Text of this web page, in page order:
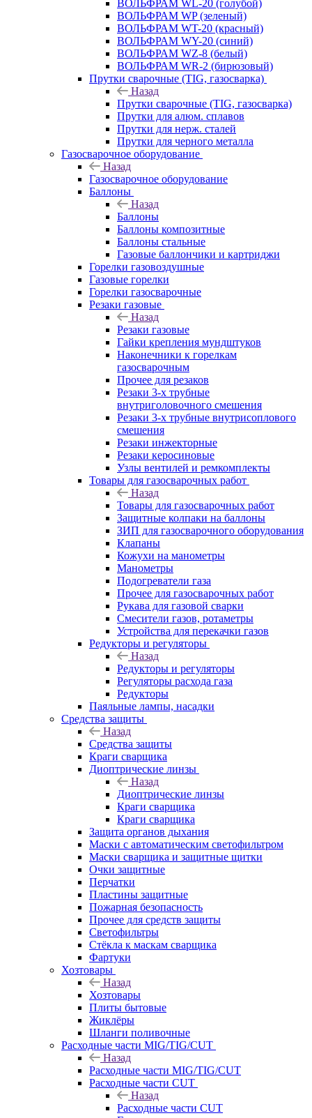
ВОЛЬФРАМ WL-20 (голубой)
ВОЛЬФРАМ WP (зеленый)
ВОЛЬФРАМ WT-20 (красный)
ВОЛЬФРАМ WY-20 (синий)
ВОЛЬФРАМ WZ-8 (белый)
ВОЛЬФРАМ WR-2 (бирюзовый)
Прутки сварочные (TIG, газосварка)
Назад
Прутки сварочные (TIG, газосварка)
Прутки для алюм. сплавов
Прутки для нерж. сталей
Прутки для черного металла
Газосварочное оборудование
Назад
Газосварочное оборудование
Баллоны
Назад
Баллоны
Баллоны композитные
Баллоны стальные
Газовые баллончики и картриджи
Горелки газовоздушные
Газовые горелки
Горелки газосварочные
Резаки газовые
Назад
Резаки газовые
Гайки крепления мундштуков
Наконечники к горелкам
газосварочным
Прочее для резаков
Резаки 3-х трубные
внутриголовочного смешения
Резаки 3-х трубные внутрисоплового
смешения
Резаки инжекторные
Резаки керосиновые
Узлы вентилей и ремкомплекты
Товары для газосварочных работ
Назад
Товары для газосварочных работ
Защитные колпаки на баллоны
ЗИП для газосварочного оборудования
Клапаны
Кожухи на манометры
Манометры
Подогреватели газа
Прочее для газосварочных работ
Рукава для газовой сварки
Смесители газов, ротаметры
Устройства для перекачки газов
Редукторы и регуляторы
Назад
Редукторы и регуляторы
Регуляторы расхода газа
Редукторы
Паяльные лампы, насадки
Средства защиты
Назад
Средства защиты
Краги сварщика
Диоптрические линзы
Назад
Диоптрические линзы
Краги сварщика
Краги сварщика
Защита органов дыхания
Маски с автоматическим светофильтром
Маски сварщика и защитные щитки
Очки защитные
Перчатки
Пластины защитные
Пожарная безопасность
Прочее для средств защиты
Светофильтры
Стёкла к маскам сварщика
Фартуки
Хозтовары
Назад
Хозтовары
Плиты бытовые
Жиклёры
Шланги поливочные
Расходные части MIG/TIG/CUT
Назад
Расходные части MIG/TIG/CUT
Расходные части CUT
Назад
Расходные части CUT